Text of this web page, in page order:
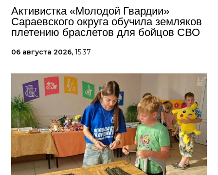
Активистка «Молодой Гвардии»
Сараевского округа обучила земляков
плетению браслетов для бойцов СВО
06 августа 2026, 15:37